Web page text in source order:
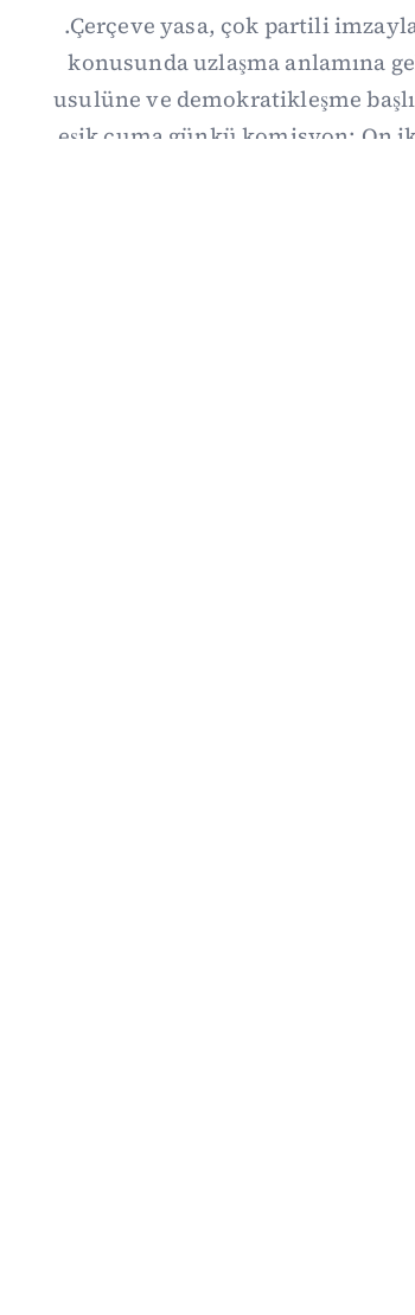
.Çerçeve yasa, çok partili
konusunda uzlaşma anlamına
usulüne ve demokratikleşme
eşik cuma günkü komisyon: On